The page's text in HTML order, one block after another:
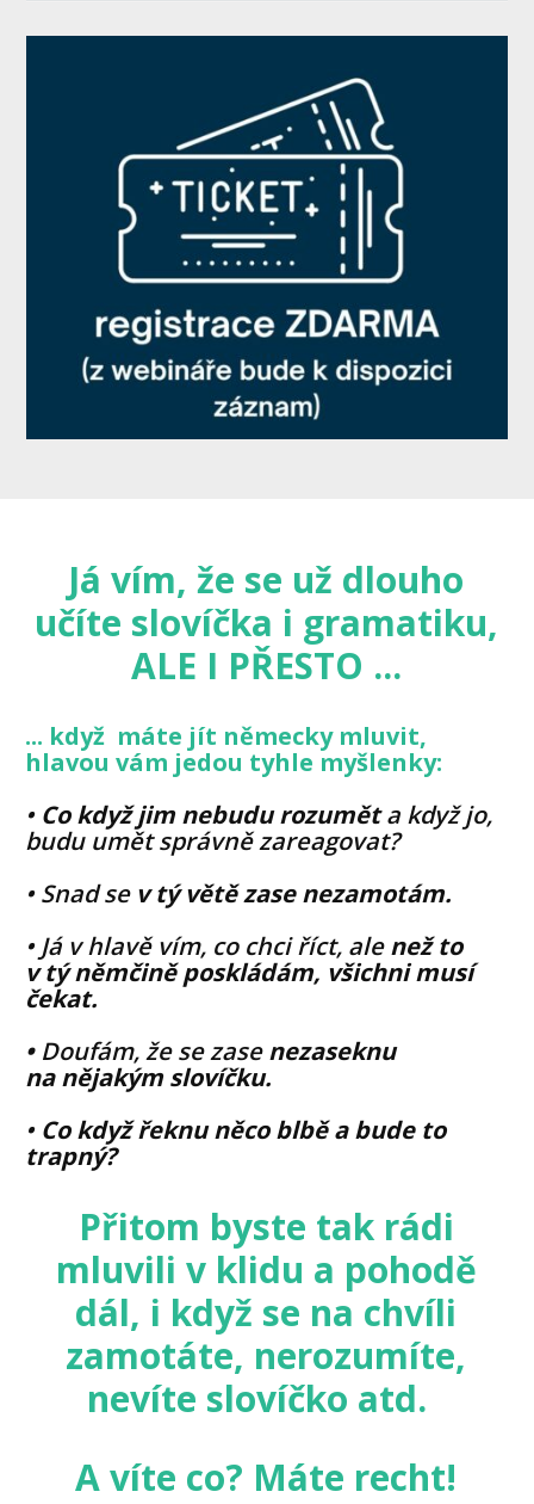
Já vím, že se už dlouho
učíte slovíčka i gramatiku,
ALE I PŘESTO ...
... když máte jít německy mluvit,
hlavou vám jedou tyhle myšlenky:
• Co když jim nebudu rozuměta když jo,
budu umět správně zareagovat?
• Snad se v tý větě zase nezamotám.
• Já v hlavě vím, co chci říct, alenež to
v tý němčině poskládám, všichni musí
čekat.
• Doufám, že se zasenezaseknu
na nějakým slovíčku.
• Co když řeknu něco blbě a bude to
trapný?
Přitom byste tak rádi
mluvili v klidu a pohodě
dál, i když se na chvíli
zamotáte, nerozumíte,
nevíte slovíčko atd.
A víte co? Máte recht!